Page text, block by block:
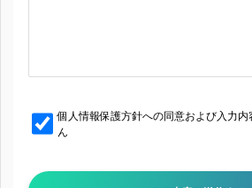
個人情報保護方針への同意および入力
ん